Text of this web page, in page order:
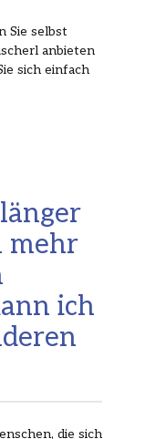
Sie selbst
anbieten
sich einfach
mehr
ich
die sich